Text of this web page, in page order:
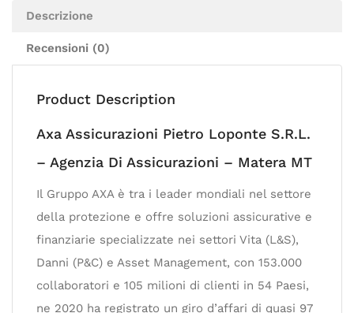
Descrizione
Recensioni (0)
Product Description
Axa Assicurazioni Pietro Loponte S.R.L.
– Agenzia Di Assicurazioni – Matera MT
Il Gruppo AXA è tra i leader mondiali nel settore
della protezione e offre soluzioni assicurative e
finanziarie specializzate nei settori Vita (L&S),
Danni (P&C) e Asset Management, con 153.000
collaboratori e 105 milioni di clienti in 54 Paesi,
ne 2020 ha registrato un giro d’affari di quasi 97